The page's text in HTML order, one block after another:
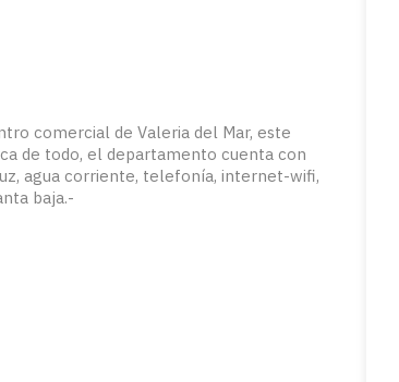
comercial de Valeria del Mar, este
de todo, el departamento cuenta con
agua corriente, telefonía, internet-wifi,
baja.-